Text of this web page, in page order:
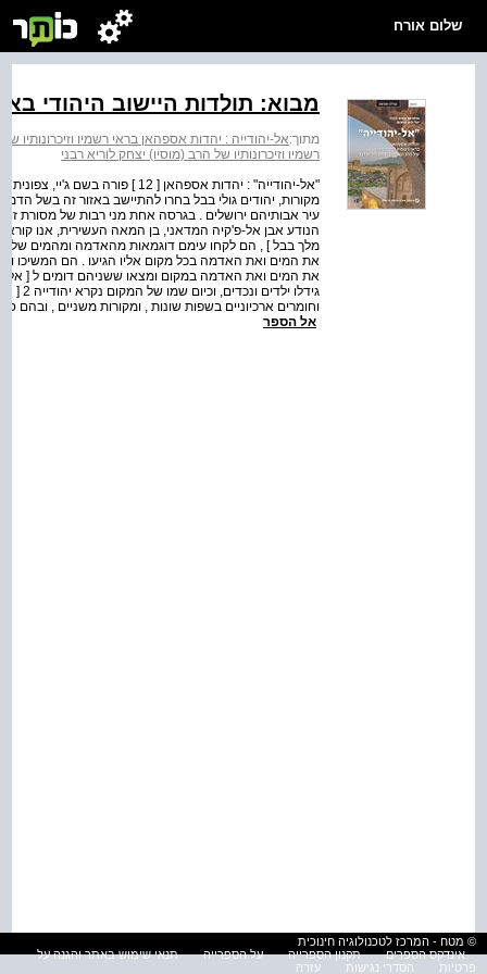
שלום אורח
מבוא: תולדות היישוב היהודי
מתוך:אל-יהודייה : יהדות אספהאן בראי רשמיו וזיכרונותיו
רשמיו וזיכרונותיו של הרב (מוסיו) יצחק לוריא רבני
"אל-יהודייה" : יהדות אספהאן [ 12
מקורות, יהודים גולי בבל בחרו להתיישב באזור זה בשל
עיר אבותיהם ירושלים . בגרסה אחת מני רבות של מסורת זו,
הנודע אבן אל-פ'קיה המדאני, בן המאה העשירית, אנו
מלך בבל ] , הם לקחו עימם דוגמאות מהאדמה ומהמים של
את המים ואת האדמה בכל מקום אליו הגיעו . הם המשיכו
את המים ואת האדמה במקום ומצאו ששניהם דומים ל [
גידלו
וחומרים ארכיוניים בשפות שונות , ומקורות משניים ,
אל הספר
© מטח - המרכז לטכנולוגיה חינוכית
אינדקס הספרים
תקנון הספרייה על הספרייה
תנאי שימוש באתר והגנה על
פרטיות
הסדרי נגישות עזרה